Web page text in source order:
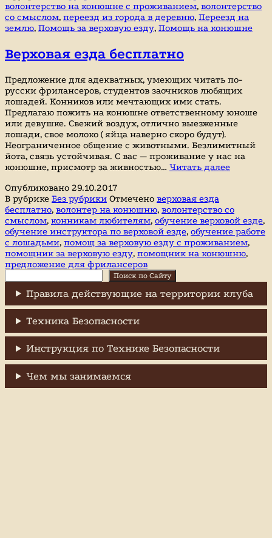
помощь
за
верховую
волонтерство на конюшне с проживанием, волонтерство
со смыслом, переезд из города в деревню, Переезд на
землю, Помощь за верховую езду, Помощь на конюшне
Верховая езда бесплатно
Предложение для адекватных, умеющих читать по-
русски фрилансеров, студентов заочников любящих
лошадей. Конников или мечтающих ими стать.
Предлагаю пожить на конюшне ответственному юноше
или девушке. Свежий воздух, отлично выезженные
лошади, свое молоко ( яйца наверно скоро будут).
Неограниченное общение с животными. Безлимитный
йота, связь устойчивая. С вас — проживание у нас на
конюшне, присмотр за живностью… Читать далееВерховая
Опубликовано 29.10.2017
В рубрике Без рубрики Отмечено верховая езда
бесплатно, волонтер на конюшню, волонтерство со
смыслом, конникам любителям, обучение верховой езде,
обучение инструктора по верховой езде, обучение работе
с лошадьми, помощ за верховую езду с проживанием,
помощник за верховую езду, помощник на конюшню,
предложение для фрилансеров
Поиск по Сайту
Правила действующие на территории клуба
Техника Безопасности
Инструкция по Технике Безопасности
Чем мы занимаемся